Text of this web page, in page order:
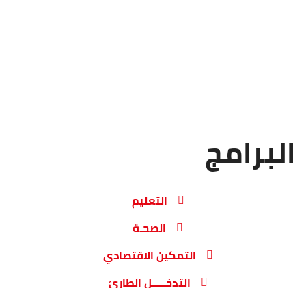
البرامج
التعليم
الصحـة
التمكين الاقتصادي
التدخـــــل الطارئ